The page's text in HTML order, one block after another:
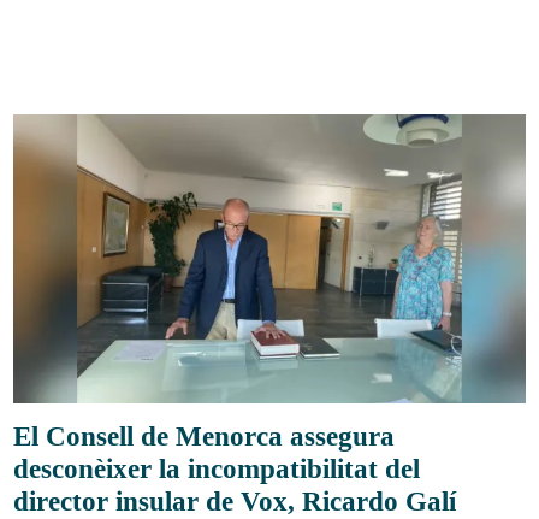
El Consell de Menorca assegura
desconèixer la incompatibilitat del
director insular de Vox, Ricardo Galí